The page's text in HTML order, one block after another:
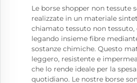
Le borse shopper non tessute
realizzate in un materiale
chiamato tessuto non
legando insieme fibre
sostanze chimiche. Questo
leggero, resistente e
che lo rende ideale per la spesa
quotidiano. Le nostre borse